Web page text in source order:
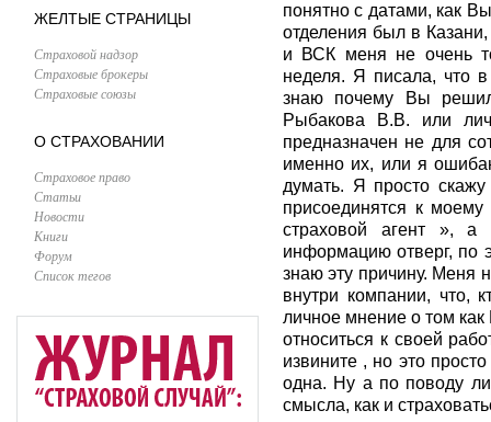
ЖЕЛТЫЕ СТРАНИЦЫ
Страховой надзор
Страховые брокеры
Страховые союзы
О СТРАХОВАНИИ
Страховое право
Статьи
Новости
Книги
Форум
Список тегов
понятно с датами, как
отделения был в
и ВСК меня не очень
неделя. Я писала, что
знаю почему Вы
Рыбакова В.В. или
предназначен не для
именно их, или я
думать. Я просто
присоединятся к
страховой агент », а
информацию отверг, по
знаю эту причину. Меня
внутри компании, что,
личное мнение о том
относиться к своей
извините , но это
одна. Ну а по поводу
смысла, как и